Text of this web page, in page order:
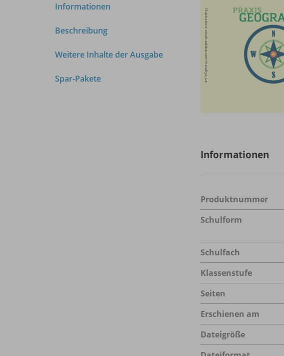
Informationen
Beschreibung
Weitere Inhalte der Ausgabe
Spar-Pakete
Informationen
Produktnummer
Schulform
Schulfach
Klassenstufe
Seiten
Erschienen am
Dateigröße